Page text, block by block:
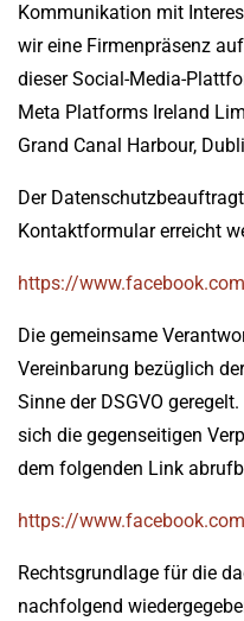
Kommunikation mit
wir eine Firmenpräsenz
dieser Social-Media-
Meta Platforms Ireland
Grand Canal Harbour,
Der
Kontaktformular erreicht
https://
Die gemeinsame
Vereinbarung bezüglich
Sinne der DSGVO
sich die gegenseitigen
dem folgenden Link
https://
Rechtsgrundlage für die
nachfolgend